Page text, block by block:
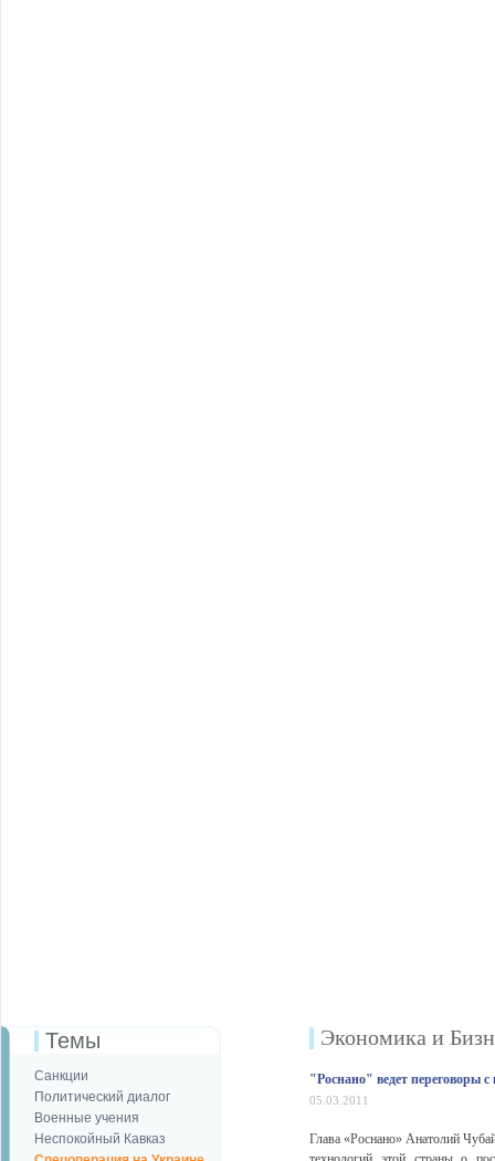
Темы
Санкции
Политический диалог
Военные учения
Неспокойный Кавказ
Экономика и
"Роснано" ведет переговоры
05.03.2011
Глава «Роснано» Анатолий